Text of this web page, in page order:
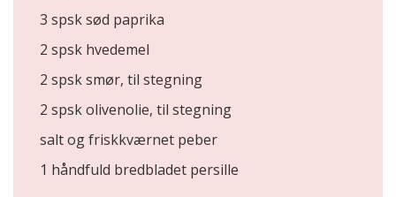
3 spsk sød paprika
2 spsk hvedemel
2 spsk smør, til stegning
2 spsk olivenolie, til stegning
salt og friskkværnet peber
1 håndfuld bredbladet persille